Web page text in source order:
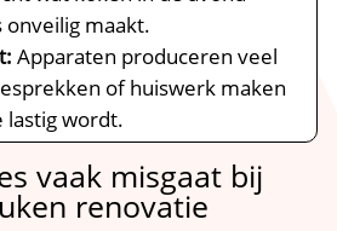
onveilig maakt.​
Apparaten produceren veel
of huiswerk maken
lastig wordt.​
vaak misgaat bij
renovatie